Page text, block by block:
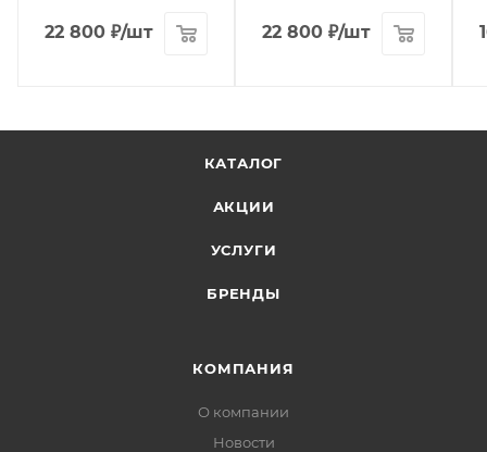
22 800 ₽/шт 22 800 ₽/шт
КАТАЛОГ
АКЦИИ
УСЛУГИ
БРЕНДЫ
КОМПАНИЯ
О компании
Новости